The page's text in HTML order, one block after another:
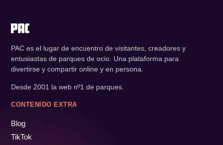
PAC es el lugar de encuentro de visitantes, creadores y
entusiastas de parques de ocio. Una plataforma para
divertirse y compartir online y en persona.
Desde 2001 la web nº1 de parques.
CONTENIDO EXTRA
Blog
TikTok